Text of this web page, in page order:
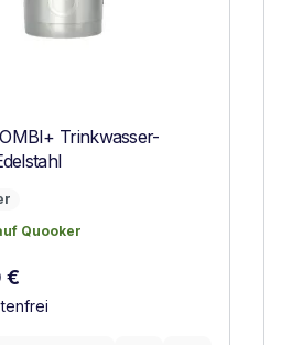
Trinkwasser-
Quooker
Quooker
€